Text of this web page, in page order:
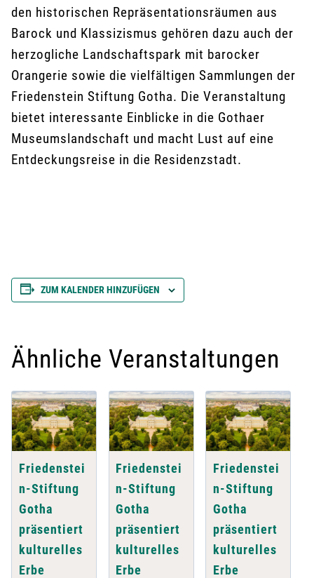
den historischen Repräsentationsräumen aus
Barock und Klassizismus gehören dazu auch der
herzogliche Landschaftspark mit barocker
Orangerie sowie die vielfältigen Sammlungen der
Friedenstein Stiftung Gotha. Die Veranstaltung
bietet interessante Einblicke in die Gothaer
Museumslandschaft und macht Lust auf eine
Entdeckungsreise in die Residenzstadt.
ZUM KALENDER HINZUFÜGEN
Ähnliche Veranstaltungen
Friedenstei
n-Stiftung
Gotha
präsentiert
kulturelles
Erbe
Friedenstei
n-Stiftung
Gotha
präsentiert
kulturelles
Erbe
Friedenstei
n-Stiftung
Gotha
präsentiert
kulturelles
Erbe